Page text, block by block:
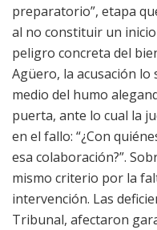
preparatorio”, etapa
al no constituir un
peligro concreta del
Agüero, la acusación
medio del humo
puerta, ante lo cual la
en el fallo: “¿Con
esa colaboración?”.
mismo criterio por la
intervención. Las
Tribunal, afectaron